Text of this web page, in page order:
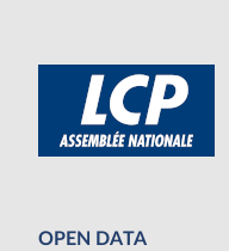
OPEN DATA